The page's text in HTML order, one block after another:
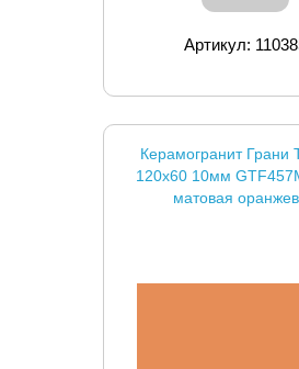
Артикул:
Керамогранит Грани
120x60 10мм
матовая